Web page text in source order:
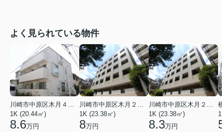
よく見られている物件
川崎市中原区木月４丁目
1K (20.44㎡)
8.6万円
川崎市中原区木月２丁目
1K (23.38㎡)
8万円
川崎市中原区木月２丁目
1K (23.38㎡)
8.3万円